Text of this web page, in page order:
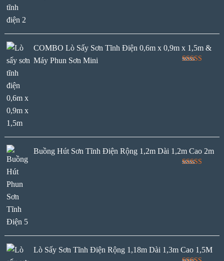
COMBO Lò Sấy Sơn Tĩnh Điện 0,6m x 0,9m x 1,5m &
Máy Phun Sơn Mini
Buồng Hút Sơn Tĩnh Điện Rộng 1,2m Dài 1,2m Cao 2m
Lò Sấy Sơn Tĩnh Điện Rộng 1,18m Dài 1,3m Cao 1,5M